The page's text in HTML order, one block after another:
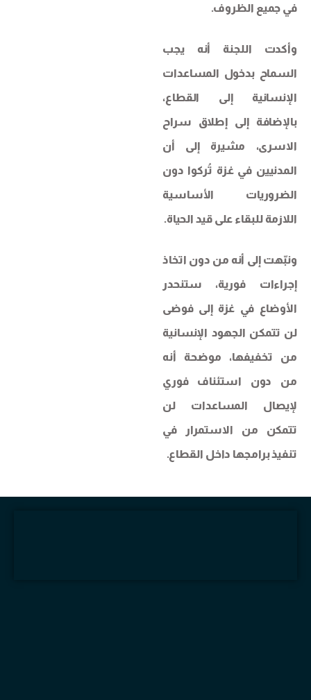
في جميع الظروف.
وأكدت اللجنة أنه يجب
السماح بدخول المساعدات
الإنسانية إلى القطاع،
بالإضافة إلى إطلاق سراح
الاسرى، مشيرة إلى أن
المدنيين في غزة تُركوا دون
الضروريات الأساسية
اللازمة للبقاء على قيد الحياة.
ونبّهت إلى أنه من دون اتخاذ
إجراءات فورية، ستنحدر
الأوضاع في غزة إلى فوضى
لن تتمكن الجهود الإنسانية
من تخفيفها، موضحة أنه
من دون استئناف فوري
لإيصال المساعدات لن
تتمكن من الاستمرار في
تنفيذ برامجها داخل القطاع.